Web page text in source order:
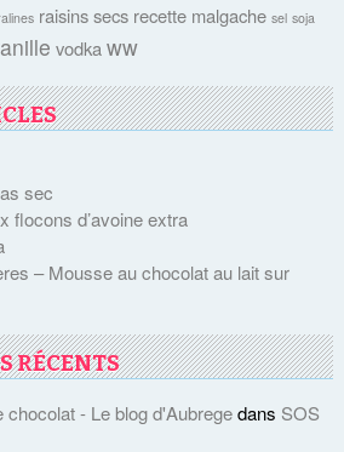
raisins secs recette malgache sel soja
vodka ww
sec
flocons d’avoine extra
– Mousse au chocolat au lait sur
RÉCENTS
- Le blog d'Aubregedans SOS